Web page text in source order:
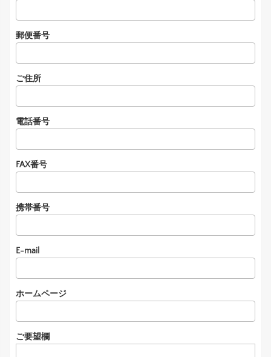
郵便番号
ご住所
電話番号
FAX番号
携帯番号
E-mail
ホームページ
ご要望欄